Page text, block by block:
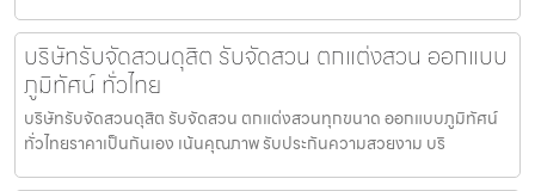
บริษัทรับจัดสวนดุสิต รับจัดสวน ตกแต่งสวน ออกแบบ
ภูมิทัศน์ ทั่วไทย
บริษัทรับจัดสวนดุสิต รับจัดสวน ตกแต่งสวนทุกขนาด ออกแบบภูมิทัศน์
ทั่วไทยราคาเป็นกันเอง เน้นคุณภาพ รับประกันความสวยงาม บริ